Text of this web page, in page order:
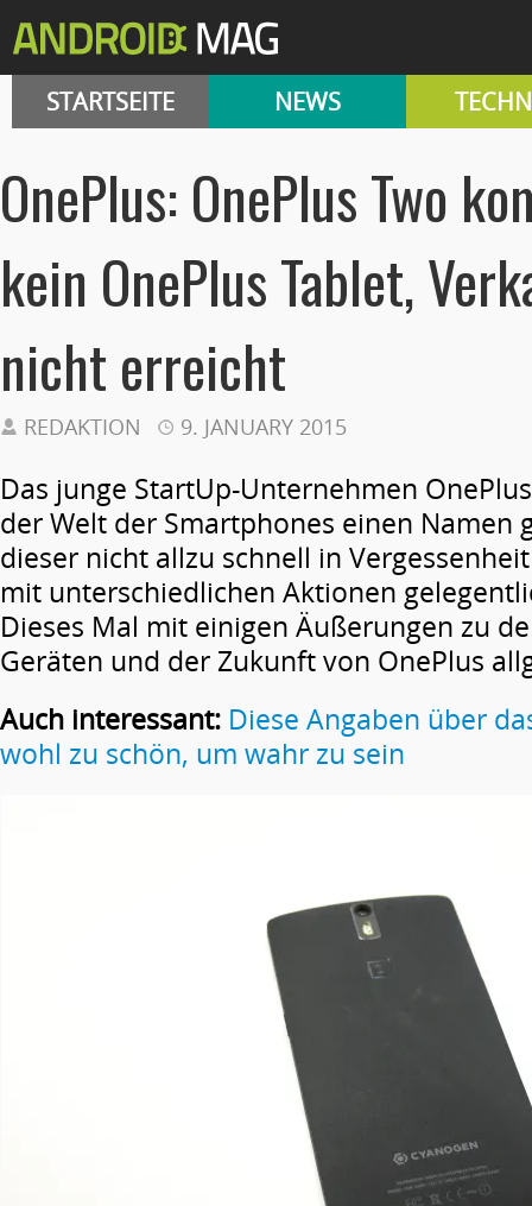
STARTSEITE NEWS
OnePlus: OnePlus Two
kein OnePlus Tablet,
nicht erreicht
REDAKTION 9. JANUARY 2015
Das junge StartUp-Unternehmen
der Welt der Smartphones einen Namen
dieser nicht allzu schnell in
mit unterschiedlichen Aktionen
Dieses Mal mit einigen Äußerungen zu
Geräten und der Zukunft von OnePlus
Auch interessant: Diese Angaben über
wohl zu schön, um wahr zu sein